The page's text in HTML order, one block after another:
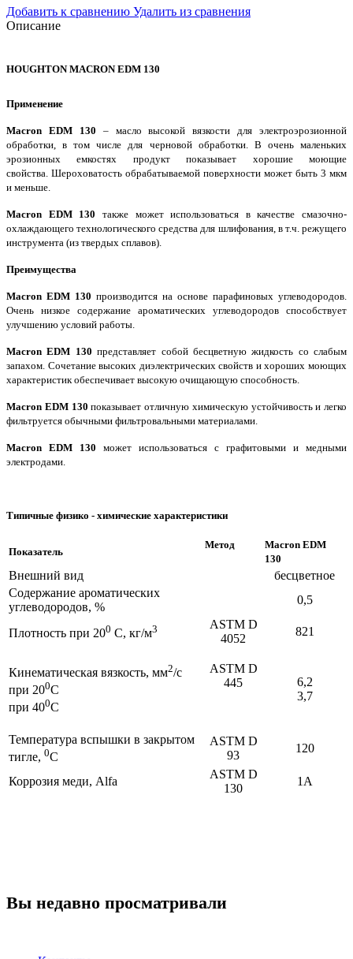
Добавить к сравнению Удалить из сравнения
Описание
HOUGHTON MACRON EDM 130
Применение
Macron EDM 130 – масло высокой вязкости для электроэрозионной
обработки, в том числе для черновой обработки. В очень маленьких
эрозионных емкостях продукт показывает хорошие моющие
свойства. Шероховатость обрабатываемой поверхности может быть 3 мкм
и меньше.
Macron EDM 130 также может использоваться в качестве смазочно-
охлаждающего технологического средства для шлифования, в т.ч. режущего
инструмента (из твердых сплавов).
Преимущества
Macron EDM 130 производится на основе парафиновых углеводородов.
Очень низкое содержание ароматических углеводородов способствует
улучшению условий работы.
Macron EDM 130 представляет собой бесцветную жидкость со слабым
запахом. Сочетание высоких диэлектрических свойств и хороших моющих
характеристик обеспечивает высокую очищающую способность.
Macron EDM 130 показывает отличную химическую устойчивость и легко
фильтруется обычными фильтровальными материалами.
Macron EDM 130 может использоваться с графитовыми и медными
электродами.
Типичные физико - химические характеристики
Показатель
Метод
Macron EDM
130
Внешний вид
бесцветное
Содержание ароматических
углеводородов, %
0,5
Плотность при 200 C, кг/м3
ASTM D
4052
821
Кинематическая вязкость, мм2/с
при 200С
при 400С
ASTM D
445
6,2
3,7
Температура вспышки в закрытом
тигле, 0С
ASTM D
93
120
Коррозия меди, Alfa
ASTM D
130
1A
Вы недавно просматривали